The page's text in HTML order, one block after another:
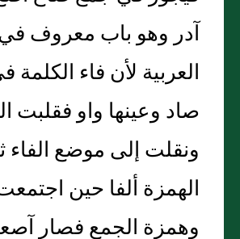
آدر وهو باب معروف
العربية لأن فاء
صاد وعينها واو فقلبت
ونقلت إلى موضع الفاء
الهمزة ألفا حين
وهمزة الجمع فصار